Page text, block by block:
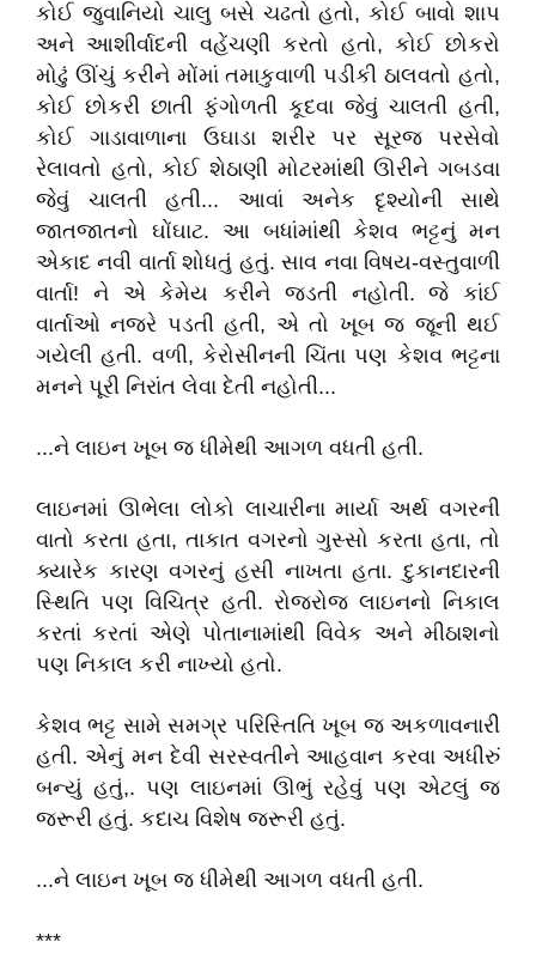
કોઈ જુવાનિયો ચાલુ બસે ચઢતો હતો, કોઈ બાવો શાપ
અને આશીર્વાદની વહેંચણી કરતો હતો, કોઈ છોકરો
મોઢું ઊંચું કરીને મોંમાં તમાકુવાળી પડીકી ઠાલવતો હતો,
કોઈ છોકરી છાતી ફંગોળતી કૂદવા જેવું ચાલતી હતી,
કોઈ ગાડાવાળાના ઉઘાડા શરીર પર સૂરજ પરસેવો
રેલાવતો હતો, કોઈ શેઠાણી મોટરમાંથી ઊરીને ગબડવા
જેવું ચાલતી હતી... આવાં અનેક દૃશ્યોની સાથે
જાતજાતનો ઘોંઘાટ. આ બધાંમાંથી કેશવ ભટ્ટનું મન
એકાદ નવી વાર્તા શોધતું હતું. સાવ નવા વિષય-વસ્તુવાળી
વાર્તા! ને એ કેમેય કરીને જડતી નહોતી. જે કાંઈ
વાર્તાઓ નજરે પડતી હતી, એ તો ખૂબ જ જૂની થઈ
ગયેલી હતી. વળી, કેરોસીનની ચિંતા પણ કેશવ ભટ્ટના
મનને પૂરી નિરાંત લેવા દેતી નહોતી...
...ને લાઇન ખૂબ જ ધીમેથી આગળ વધતી હતી.
લાઇનમાં ઊભેલા લોકો લાચારીના માર્યા અર્થ વગરની
વાતો કરતા હતા, તાકાત વગરનો ગુસ્સો કરતા હતા, તો
ક્યારેક કારણ વગરનું હસી નાખતા હતા. દુકાનદારની
સ્થિતિ પણ વિચિત્ર હતી. રોજરોજ લાઇનનો નિકાલ
કરતાં કરતાં એણે પોતાનામાંથી વિવેક અને મીઠાશનો
પણ નિકાલ કરી નાખ્યો હતો.
કેશવ ભટ્ટ સામે સમગ્ર પરિસ્તિતિ ખૂબ જ અકળાવનારી
હતી. એનું મન દેવી સરસ્વતીને આહવાન કરવા અધીરું
બન્યું હતું,. પણ લાઇનમાં ઊભું રહેવું પણ એટલું જ
જરૂરી હતું. કદાચ વિશેષ જરૂરી હતું.
...ને લાઇન ખૂબ જ ધીમેથી આગળ વધતી હતી.
***